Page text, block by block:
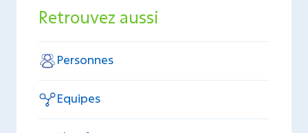
Retrouvez aussi
Personnes
Equipes